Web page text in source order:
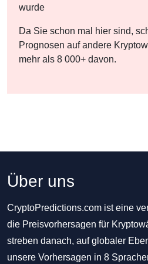
wurde
Da Sie schon mal hier sind,
Prognosen auf andere
mehr als 8 000+ davon.
Über uns
CryptoPredictions.com ist eine
die Preisvorhersagen für
streben danach, auf globaler
unsere Vorhersagen in 8